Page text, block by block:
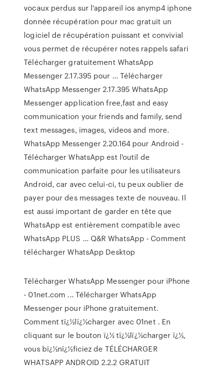
vocaux perdus sur l'appareil ios anymp4 iphone
donnée récupération pour mac gratuit un
logiciel de récupération puissant et convivial
vous permet de récupérer notes rappels safari
Télécharger gratuitement WhatsApp
Messenger 2.17.395 pour ... Télécharger
WhatsApp Messenger 2.17.395 WhatsApp
Messenger application free,fast and easy
communication your friends and family, send
text messages, images, videos and more.
WhatsApp Messenger 2.20.164 pour Android -
Télécharger WhatsApp est l'outil de
communication parfaite pour les utilisateurs
Android, car avec celui-ci, tu peux oublier de
payer pour des messages texte de nouveau. Il
est aussi important de garder en tête que
WhatsApp est entièrement compatible avec
WhatsApp PLUS … Q&R WhatsApp - Comment
télécharger WhatsApp Desktop
Télécharger WhatsApp Messenger pour iPhone
- 01net.com ... Télécharger WhatsApp
Messenger pour iPhone gratuitement.
Comment tï¿½lï¿½charger avec 01net . En
cliquant sur le bouton ï¿½ tï¿½lï¿½charger ï¿½,
vous bï¿½nï¿½ficiez de TÉLÉCHARGER
WHATSAPP ANDROID 2.2.2 GRATUIT